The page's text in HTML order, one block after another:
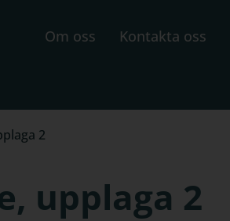
Om oss Kontakta oss
2
upplaga 2